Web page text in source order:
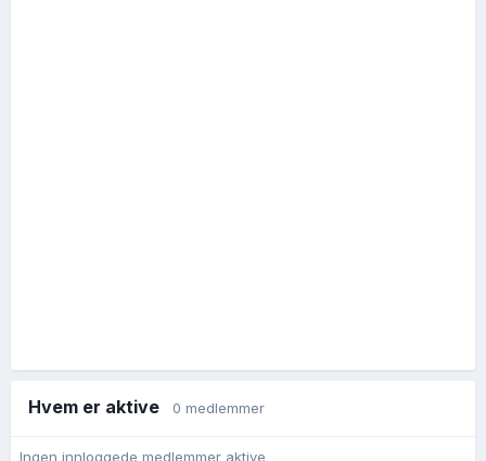
Hvem er aktive 0 medlemmer
Ingen innloggede medlemmer aktive